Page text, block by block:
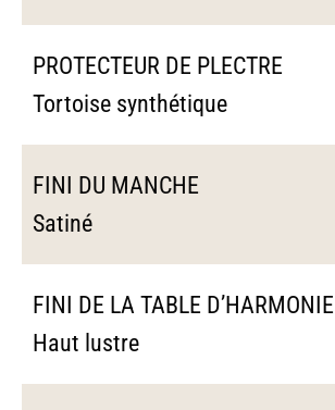
PROTECTEUR DE PLECTRE
Tortoise synthétique
FINI DU MANCHE
Satiné
FINI DE LA TABLE D’HARMONIE
Haut lustre